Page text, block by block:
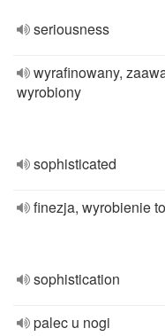
seriousness
wyrafinowany,
wyrobiony
sophisticated
finezja, wyrobienie
sophistication
palec u nogi